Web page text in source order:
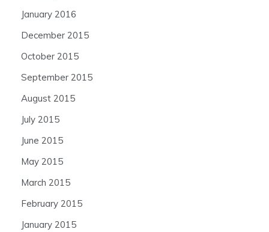
January 2016
December 2015
October 2015
September 2015
August 2015
July 2015
June 2015
May 2015
March 2015
February 2015
January 2015